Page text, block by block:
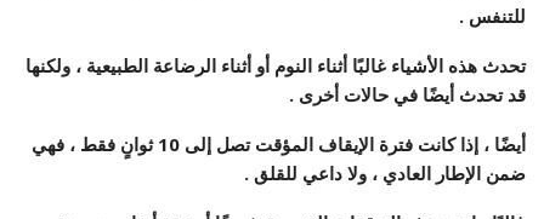
للتنفس .
تحدث هذه الأشياء غالبًا أثناء النوم أو أثناء الرضاعة الطبيعية ، ولكنها
قد تحدث أيضًا في حالات أخرى .
أيضًا ، إذا كانت فترة الإيقاف المؤقت تصل إلى 10 ثوانٍ فقط ، فهي
ضمن الإطار العادي ، ولا داعي للقلق .